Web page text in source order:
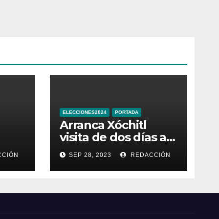
ELECCIONES2024 PORTADA
Arranca Xóchitl
visita de dos días a
la que llama
“entidad 33” de
México
SEP 28, 2023 REDACCIÓN